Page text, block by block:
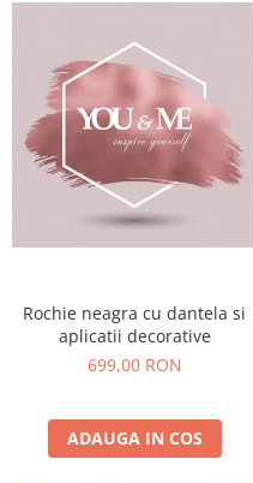
Rochie neagra cu dantela si
aplicatii decorative
699,00 RON
ADAUGA IN COS